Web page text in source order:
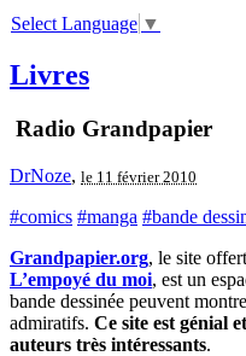
Select Language ▼
Livres
Radio Grandpapier
DrNoze, le 11 février 2010
#comics #manga #bande
Grandpapier.org, le site
L’empoyé du moi, est un
bande dessinée peuvent
admiratifs. Ce site est génial
auteurs très intéressants.